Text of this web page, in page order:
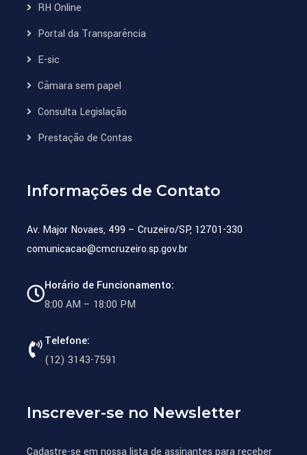
RH Online
Portal da Transparência
E-sic
Câmara sem papel
Consulta Legislação
Prestação de Contas
Informações de Contato
Av. Major Novaes, 499 – Cruzeiro/SP, 12701-330
comunicacao@cmcruzeiro.sp.gov.br
Horário de Funcionamento:
8:00 AM – 18:00 PM
Telefone:
(12) 3143-7591
Inscrever-se no Newsletter
Cadastre-se em nossa lista de assinantes para receber